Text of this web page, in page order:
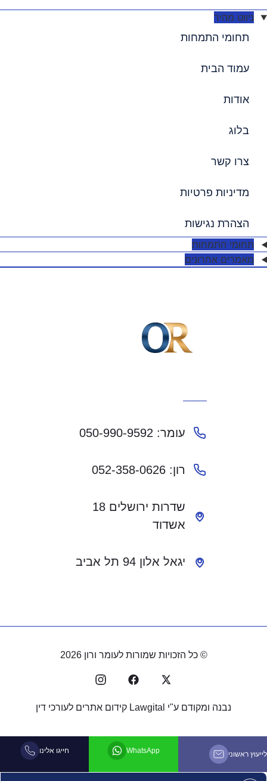
ניווט מהיר
תחומי התמחות
עמוד הבית
אודות
בלוג
צרו קשר
מדיניות פרטיות
הצהרת נגישות
תחומי התמחות
מאמרים אחרונים
עומר: 050-990-9592
רון: 052-358-0626
שדרות ירושלים 18
אשדוד
יגאל אלון 94 תל אביב
© כל הזכויות שמורות לעומר ורון 2026
נבנה ומקודם ע"י Lawgital קידום אתרים לעורכי דין
לייעוץ ראשוני WhatsApp חייגו אלינו